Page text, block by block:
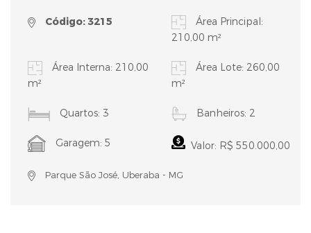
Código: 3215
Área Principal:
210,00 m²
Área Interna: 210,00
m²
Área Lote: 260,00
m²
Quartos: 3 Banheiros: 2
Garagem: 5 Valor: R$ 550.000,00
Parque São José, Uberaba - MG